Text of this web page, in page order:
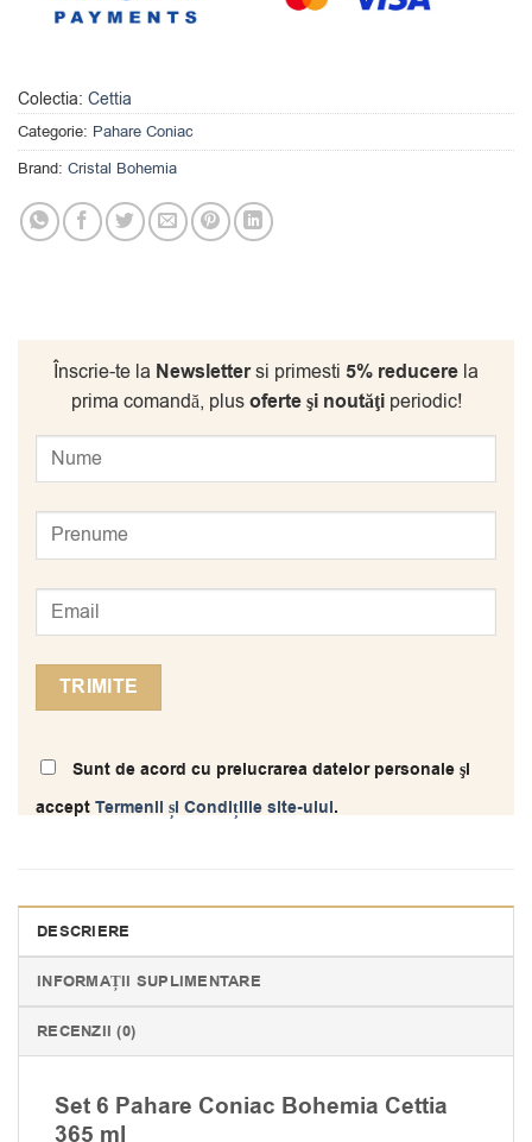
Colectia: Cettia
Categorie: Pahare Coniac
Brand: Cristal Bohemia
Înscrie-te la Newslettersi primesti 5% reducere la
prima comandă, plusoferte şi noutăţiperiodic!
Sunt de acord cu prelucrarea datelor personale şi
acceptTermenii și Condițiile site-ului.
DESCRIERE
INFORMAȚII SUPLIMENTARE
RECENZII (0)
Set 6 Pahare Coniac Bohemia Cettia
365 ml